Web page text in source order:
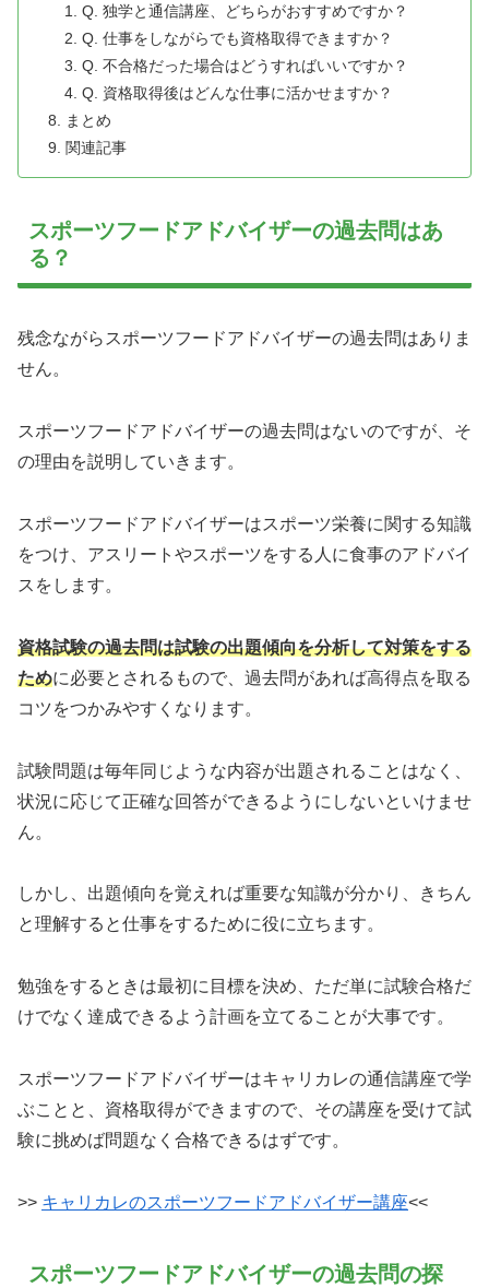
Q. 独学と通信講座、どちらがおすすめですか？
Q. 仕事をしながらでも資格取得できますか？
Q. 不合格だった場合はどうすればいいですか？
Q. 資格取得後はどんな仕事に活かせますか？
まとめ
関連記事
スポーツフードアドバイザーの過去問はあ
る？
残念ながらスポーツフードアドバイザーの過去問はありま
せん。
スポーツフードアドバイザーの過去問はないのですが、そ
の理由を説明していきます。
スポーツフードアドバイザーはスポーツ栄養に関する知識
をつけ、アスリートやスポーツをする人に食事のアドバイ
スをします。
資格試験の過去問は試験の出題傾向を分析して対策をする
ために必要とされるもので、過去問があれば高得点を取る
コツをつかみやすくなります。
試験問題は毎年同じような内容が出題されることはなく、
状況に応じて正確な回答ができるようにしないといけませ
ん。
しかし、出題傾向を覚えれば重要な知識が分かり、きちん
と理解すると仕事をするために役に立ちます。
勉強をするときは最初に目標を決め、ただ単に試験合格だ
けでなく達成できるよう計画を立てることが大事です。
スポーツフードアドバイザーはキャリカレの通信講座で学
ぶことと、資格取得ができますので、その講座を受けて試
験に挑めば問題なく合格できるはずです。
>> キャリカレのスポーツフードアドバイザー講座<<
スポーツフードアドバイザーの過去問の探